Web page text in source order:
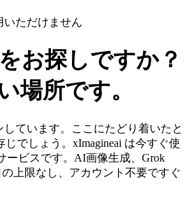
いただけません
お探しですか？
場所です。
しています。ここにたどり着いたと
でしょう。xImagineai は今すぐ使
ービスです。AI画像生成、Grok
の上限なし、アカウント不要ですぐ